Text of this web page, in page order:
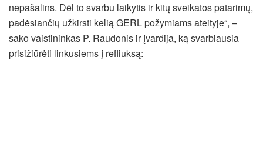
nepašalins. Dėl to svarbu laikytis ir kitų sveikatos patarimų,
padėsiančių užkirsti kelią GERL požymiams ateityje“, –
sako vaistininkas P. Raudonis ir įvardija, ką svarbiausia
prisižiūrėti linkusiems į refliuksą: